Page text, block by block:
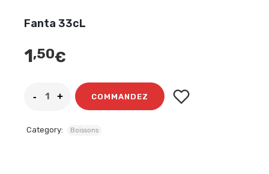
Fanta 33cL
1,50€
COMMANDEZ
Category: Boissons